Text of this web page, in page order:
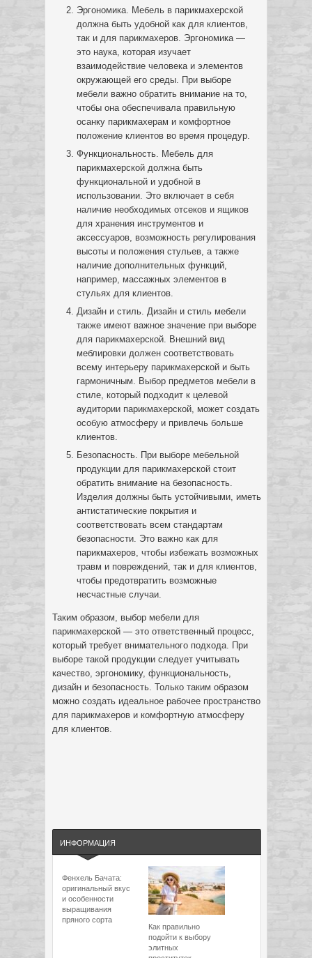
Эргономика. Мебель в парикмахерской
должна быть удобной как для клиентов,
так и для парикмахеров. Эргономика —
это наука, которая изучает
взаимодействие человека и элементов
окружающей его среды. При выборе
мебели важно обратить внимание на то,
чтобы она обеспечивала правильную
осанку парикмахерам и комфортное
положение клиентов во время процедур.
Функциональность. Мебель для
парикмахерской должна быть
функциональной и удобной в
использовании. Это включает в себя
наличие необходимых отсеков и ящиков
для хранения инструментов и
аксессуаров, возможность регулирования
высоты и положения стульев, а также
наличие дополнительных функций,
например, массажных элементов в
стульях для клиентов.
Дизайн и стиль. Дизайн и стиль мебели
также имеют важное значение при выборе
для парикмахерской. Внешний вид
меблировки должен соответствовать
всему интерьеру парикмахерской и быть
гармоничным. Выбор предметов мебели в
стиле, который подходит к целевой
аудитории парикмахерской, может создать
особую атмосферу и привлечь больше
клиентов.
Безопасность. При выборе мебельной
продукции для парикмахерской стоит
обратить внимание на безопасность.
Изделия должны быть устойчивыми, иметь
антистатические покрытия и
соответствовать всем стандартам
безопасности. Это важно как для
парикмахеров, чтобы избежать возможных
травм и повреждений, так и для клиентов,
чтобы предотвратить возможные
несчастные случаи.
Таким образом, выбор мебели для
парикмахерской — это ответственный процесс,
который требует внимательного подхода. При
выборе такой продукции следует учитывать
качество, эргономику, функциональность,
дизайн и безопасность. Только таким образом
можно создать идеальное рабочее пространство
для парикмахеров и комфортную атмосферу
для клиентов.
ИНФОРМАЦИЯ
Фенхель Бачата:
оригинальный вкус
и особенности
выращивания
пряного сорта
Как правильно
подойти к выбору
элитных